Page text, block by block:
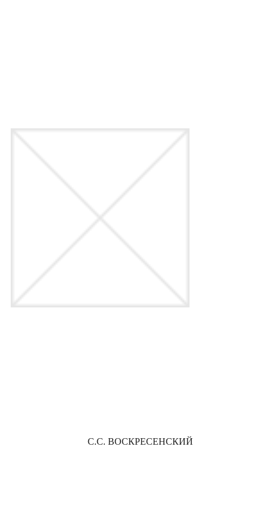
С.С. ВОСКРЕСЕНСКИЙ